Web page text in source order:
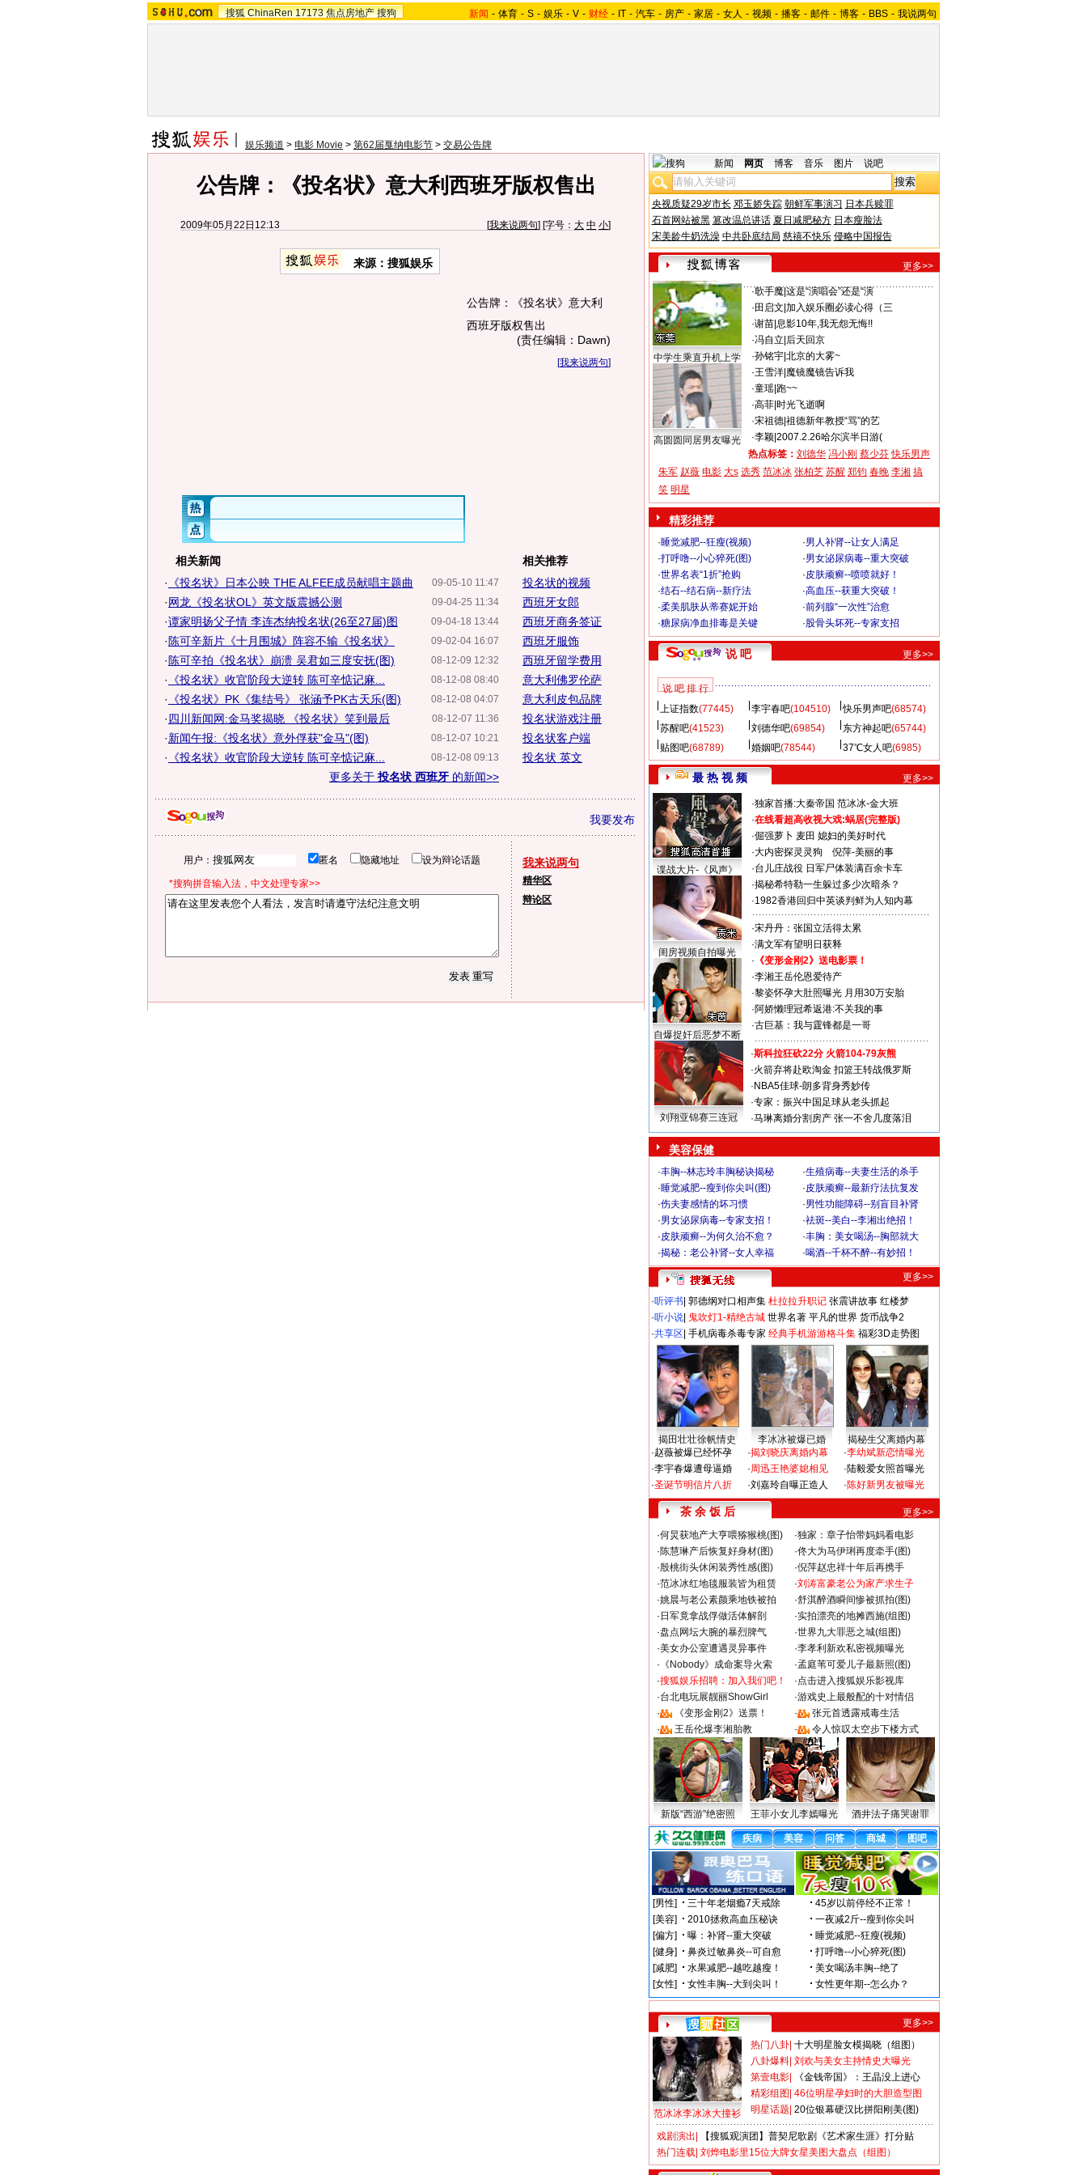
搜狐 ChinaRen 17173 焦点房地产 搜狗 新闻 - 体育 - S - 娱乐 - V - 财经 - IT - 汽车 - 房产 - 家居 - 女人 - 视频 - 播客 - 邮件 - 博客 - BBS - 我说两句
娱乐频道 > 电影 Movie > 第62届戛纳电影节 > 交易公告牌
公告牌：《投名状》意大利西班牙版权售出
2009年05月22日12:13 [我来说两句] [字号： 大 中 小]
来源： 搜狐娱乐
公告牌：《投名状》意大利
西班牙版权售出
(责任编辑：Dawn)
[我来说两句]
相关新闻
09-05-10 11:47
· 《投名状》日本公映 THE ALFEE成员献唱主题曲
09-04-25 11:34
·网龙《投名状OL》英文版震撼公测
09-04-18 13:44
·谭家明扬父子情 李连杰纳投名状(26至27届)图
09-02-04 16:07
· 陈可辛新片《十月围城》阵容不输《投名状》
08-12-09 12:32
· 陈可辛拍《投名状》崩溃 吴君如三度安抚(图)
08-12-08 08:40
· 《投名状》收官阶段大逆转 陈可辛惦记麻...
08-12-08 04:07
· 《投名状》PK《集结号》 张涵予PK古天乐(图)
08-12-07 11:36
·四川新闻网:金马奖揭晓 《投名状》笑到最后
08-12-07 10:21
·新闻午报:《投名状》意外俘获"金马"(图)
08-12-08 09:13
·
《投名状》收官阶段大逆转 陈可辛惦记麻...
更多关于 投名状 西班牙 的新闻>>
相关推荐
投名状的视频
西班牙女郎
西班牙商务签证
西班牙服饰
西班牙留学费用
意大利佛罗伦萨
意大利皮包品牌
投名状游戏注册
投名状客户端
投名状 英文
我要发布
用户： 匿名 隐藏地址 设为辩论话题
*搜狗拼音输入法，中文处理专家>>
我来说两句
精华区
辩论区
新闻 网页 博客 音乐 图片 说吧
央视质疑29岁市长 邓玉娇失踪 朝鲜军事演习 日本兵赎罪
石首网站被黑 篡改温总讲话 夏日减肥秘方 日本瘦脸法
宋美龄牛奶洗澡 中共卧底结局 慈禧不快乐 侵略中国报告
更多>>
中学生乘直升机上学
高圆圆同居男友曝光
·歌手魔| 这是“演唱会”还是“演
· 田启文 加入娱乐圈必读心得（三
·谢苗| 息影10年,我无怨无悔!!
·冯自立 后天回京
·孙铭宇| 北京的大雾~
·王雪洋| 魔镜魔镜告诉我
·童瑶| 跑~~
·高菲| 时光飞逝啊
·宋祖德| 祖德新年教授“骂”的艺
·李颖| 2007.2.26哈尔滨半日游(
热点标签： 刘德华 冯小刚 蔡少芬 快乐男声
朱军 赵薇 电影 大s 选秀 范冰冰 张柏芝 苏醒 郑钧 春晚 李湘 搞
笑 明星
精彩推荐
·睡觉减肥--狂瘦(视频) ·男人补肾--让女人满足
·打呼噜--小心猝死(图) ·男女泌尿病毒--重大突破
·世界名表“1折”抢购 ·皮肤顽癣--喷喷就好！
·结石--结石病--新疗法 ·高血压--获重大突破！
·柔美肌肤从蒂赛妮开始 ·前列腺“一次性”治愈
·糖尿病净血排毒是关键 ·股骨头坏死--专家支招
说 吧 更多>>
说 吧 排 行
上证指数(77445) 李宇春吧(104510) 快乐男声吧(68574)
苏醒吧(41523) 刘德华吧(69854) 东方神起吧(65744)
贴图吧(68789) 婚姻吧(78544) 37℃女人吧(6985)
最 热 视 频 更多>>
谍战大片-《风声》
闺房视频自拍曝光
自爆捉奸后恶梦不断
·独家首播:大秦帝国 范冰冰-金大班
·在线看超高收视大戏:蜗居(完整版)
·倔强萝卜 麦田 媳妇的美好时代
·大内密探灵灵狗
倪萍-美丽的事
·台儿庄战役 日军尸体装满百余卡车
·揭秘希特勒一生躲过多少次暗杀？
·1982香港回归中英谈判鲜为人知内幕
·宋丹丹：张国立活得太累
·满文军有望明日获释
· 《变形金刚2》送电影票！
·李湘王岳伦恩爱待产
·黎姿怀孕大肚照曝光 月用30万安胎
·阿娇懒理冠希返港:不关我的事
·古巨基：我与霆锋都是一哥
刘翔亚锦赛三连冠
·斯科拉狂砍22分 火箭104-79灰熊
·火箭弃将赴欧淘金 扣篮王转战俄罗斯
· NBA5佳球-朗多背身秀妙传
·专家：振兴中国足球从老头抓起
·马琳离婚分割房产 张一不舍几度落泪
美容保健
·丰胸--林志玲丰胸秘诀揭秘 ·生殖病毒--夫妻生活的杀手
·睡觉减肥--瘦到你尖叫(图) ·皮肤顽癣--最新疗法抗复发
·伤夫妻感情的坏习惯 ·男性功能障碍--别盲目补肾
·男女泌尿病毒--专家支招！ ·祛斑--美白--李湘出绝招！
·皮肤顽癣--为何久治不愈？ ·丰胸：美女喝汤--胸部就大
·揭秘：老公补肾--女人幸福 ·喝酒--千杯不醉--有妙招！
更多>>
·听评书 郭德纲对口相声集 杜拉拉升职记 张震讲故事 红楼梦
·听小说 鬼吹灯1-精绝古城 世界名著 平凡的世界 货币战争2
·共享区 手机病毒杀毒专家 经典手机游游格斗集 福彩3D走势图
揭田壮壮徐帆情史 李冰冰被爆已婚
揭秘生父离婚内幕
·赵薇被爆已经怀孕
·李宇春爆遭母逼婚
·圣诞节明信片八折
·揭刘晓庆离婚内幕
·周迅王艳婆媳相见
·刘嘉玲自曝正造人
·李幼斌新恋情曝光
·陆毅爱女照首曝光
·陈好新男友被曝光
茶 余 饭 后
更多>>
·何炅获地产大亨喂猕猴桃(图) ·独家：章子怡带妈妈看电影
·陈慧琳产后恢复好身材(图) ·佟大为马伊琍再度牵手(图)
·殷桃街头休闲装秀性感(图) ·倪萍赵忠祥十年后再携手
·范冰冰红地毯服装皆为租赁 ·刘涛富豪老公为家产求生子
·姚晨与老公素颜乘地铁被拍 ·舒淇醉酒瞬间惨被抓拍(图)
· 日军竟拿战俘做活体解剖 ·实拍漂亮的地摊西施(组图)
·盘点网坛大腕的暴烈脾气 ·世界九大罪恶之城(组图)
·美女办公室遭遇灵异事件 ·李孝利新欢私密视频曝光
· 《Nobody》成命案导火索 ·孟庭苇可爱儿子最新照(图)
·搜狐娱乐招聘：加入我们吧！ ·点击进入搜狐娱乐影视库
·台北电玩展靓丽ShowGirl ·游戏史上最般配的十对情侣
·
《变形金刚2》送票！ ·
张元首透露戒毒生活
·
王岳伦爆李湘胎教 · 令人惊叹太空步下楼方式
新版“西游”绝密照 王菲小女儿李嫣曝光 酒井法子痛哭谢罪
更多>>
范冰冰李冰冰大撞衫
热门八卦 十大明星脸女模揭晓（组图）
八卦爆料 刘欢与美女主持情史大曝光
第壹电影
《金钱帝国》：王晶没上进心
精彩组图 46位明星孕妇时的大胆造型图
明星话题 20位银幕硬汉比拼阳刚美(图)
戏剧演出
【搜狐观演团】普契尼歌剧《艺术家生涯》打分贴
热门连载 刘烨电影里15位大牌女星美图大盘点（组图）